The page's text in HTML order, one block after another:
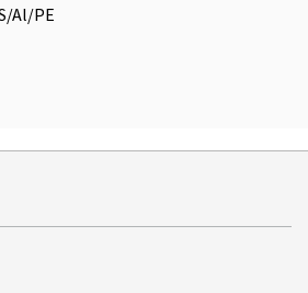
Al/PE